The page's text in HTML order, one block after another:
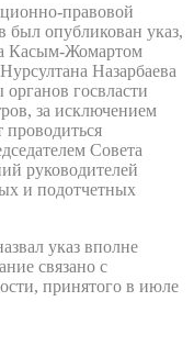
правовой
был опубликован указ,
Касым-Жомартом
Назарбаева
госвласти
за исключением
Совета
руководителей
и подотчетных
указ вполне
связано с
принятого в июле